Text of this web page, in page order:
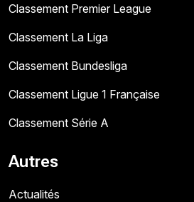
Classement Premier League
Classement La Liga
Classement Bundesliga
Classement Ligue 1 Française
Classement Série A
Autres
Actualités